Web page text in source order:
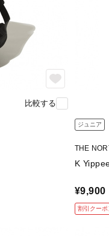
比較する
ジュニア
THE
K
¥9,900
割引クーポ